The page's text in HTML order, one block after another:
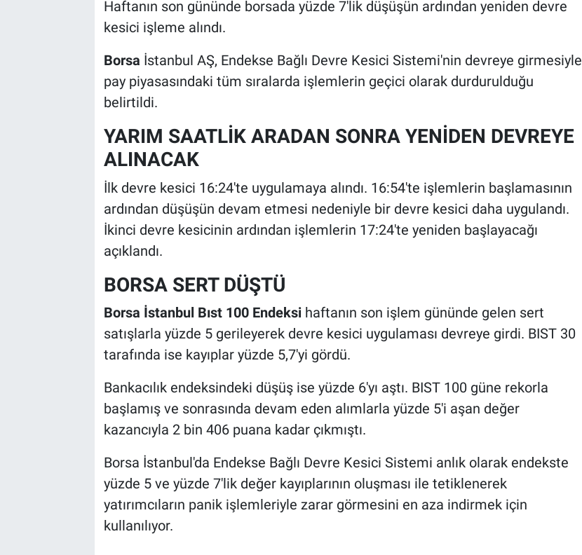
Haftanın son gününde borsada yüzde 7'lik düşüşün ardından yeniden devre
kesici işleme alındı.
Borsa İstanbul AŞ, Endekse Bağlı Devre Kesici Sistemi'nin devreye girmesiyle
pay piyasasındaki tüm sıralarda işlemlerin geçici olarak durdurulduğu
belirtildi.
YARIM SAATLİK ARADAN SONRA YENİDEN DEVREYE
ALINACAK
İlk devre kesici 16:24'te uygulamaya alındı. 16:54'te işlemlerin başlamasının
ardından düşüşün devam etmesi nedeniyle bir devre kesici daha uygulandı.
İkinci devre kesicinin ardından işlemlerin 17:24'te yeniden başlayacağı
açıklandı.
BORSA SERT DÜŞTÜ
Borsa İstanbul Bıst 100 Endeksihaftanın son işlem gününde gelen sert
satışlarla yüzde 5 gerileyerek devre kesici uygulaması devreye girdi. BIST 30
tarafında ise kayıplar yüzde 5,7'yi gördü.
Bankacılık endeksindeki düşüş ise yüzde 6'yı aştı. BIST 100 güne rekorla
başlamış ve sonrasında devam eden alımlarla yüzde 5'i aşan değer
kazancıyla 2 bin 406 puana kadar çıkmıştı.
Borsa İstanbul'da Endekse Bağlı Devre Kesici Sistemi anlık olarak endekste
yüzde 5 ve yüzde 7'lik değer kayıplarının oluşması ile tetiklenerek
yatırımcıların panik işlemleriyle zarar görmesini en aza indirmek için
kullanılıyor.